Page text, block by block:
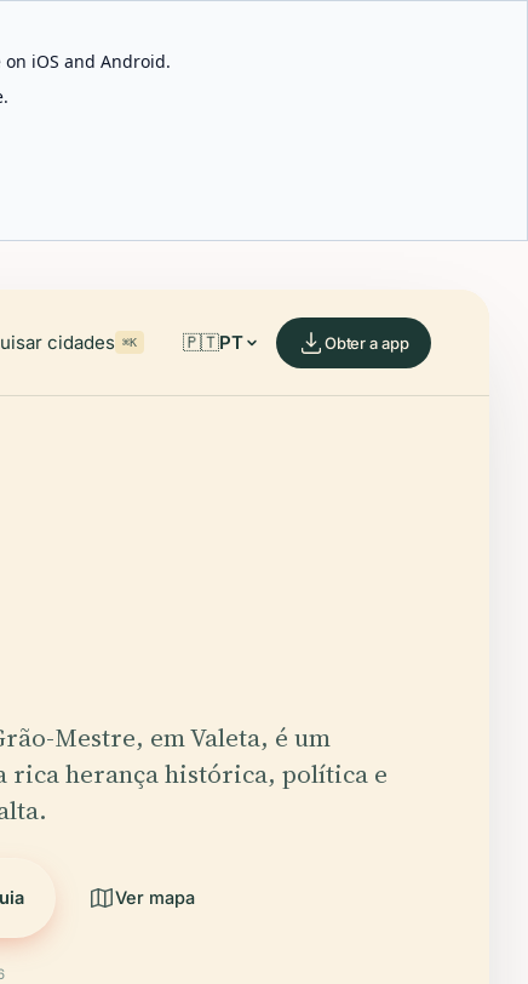
iOS and Android.
cidades ⌘K 🇵🇹PT Obter a app
Mestre, em Valeta, é um
rica herança histórica, política e
Ver mapa